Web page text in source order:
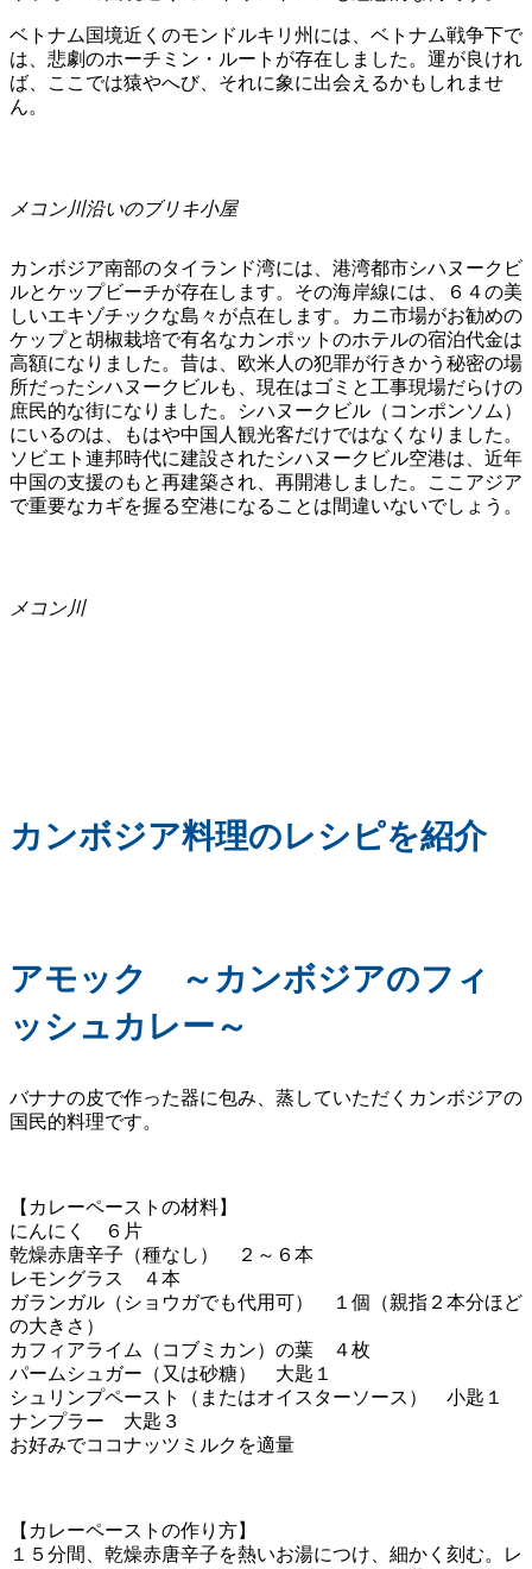
ベトナム国境近くのモンドルキリ州には、ベトナム戦争下で
は、悲劇のホーチミン・ルートが存在しました。運が良けれ
ば、ここでは猿やへび、それに象に出会えるかもしれませ
ん。
メコン川沿いのブリキ小屋
カンボジア南部のタイランド湾には、港湾都市シハヌークビ
ルとケップビーチが存在します。その海岸線には、６４の美
しいエキゾチックな島々が点在します。カニ市場がお勧めの
ケップと胡椒栽培で有名なカンポットのホテルの宿泊代金は
高額になりました。昔は、欧米人の犯罪が行きかう秘密の場
所だったシハヌークビルも、現在はゴミと工事現場だらけの
庶民的な街になりました。シハヌークビル（コンポンソム）
にいるのは、もはや中国人観光客だけではなくなりました。
ソビエト連邦時代に建設されたシハヌークビル空港は、近年
中国の支援のもと再建築され、再開港しました。ここアジア
で重要なカギを握る空港になることは間違いないでしょう。
メコン川
カンボジア料理のレシピを紹介
アモック ～カンボジアのフィ
ッシュカレー～
バナナの皮で作った器に包み、蒸していただくカンボジアの
国民的料理です。
【カレーペーストの材料】
にんにく ６片
乾燥赤唐辛子（種なし） ２～６本
レモングラス ４本
ガランガル（ショウガでも代用可） １個（親指２本分ほど
の大きさ）
カフィアライム（コブミカン）の葉 ４枚
パームシュガー（又は砂糖） 大匙１
シュリンプペースト（またはオイスターソース） 小匙１
ナンプラー 大匙３
お好みでココナッツミルクを適量
【カレーペーストの作り方】
１５分間、乾燥赤唐辛子を熱いお湯につけ、細かく刻む。レ